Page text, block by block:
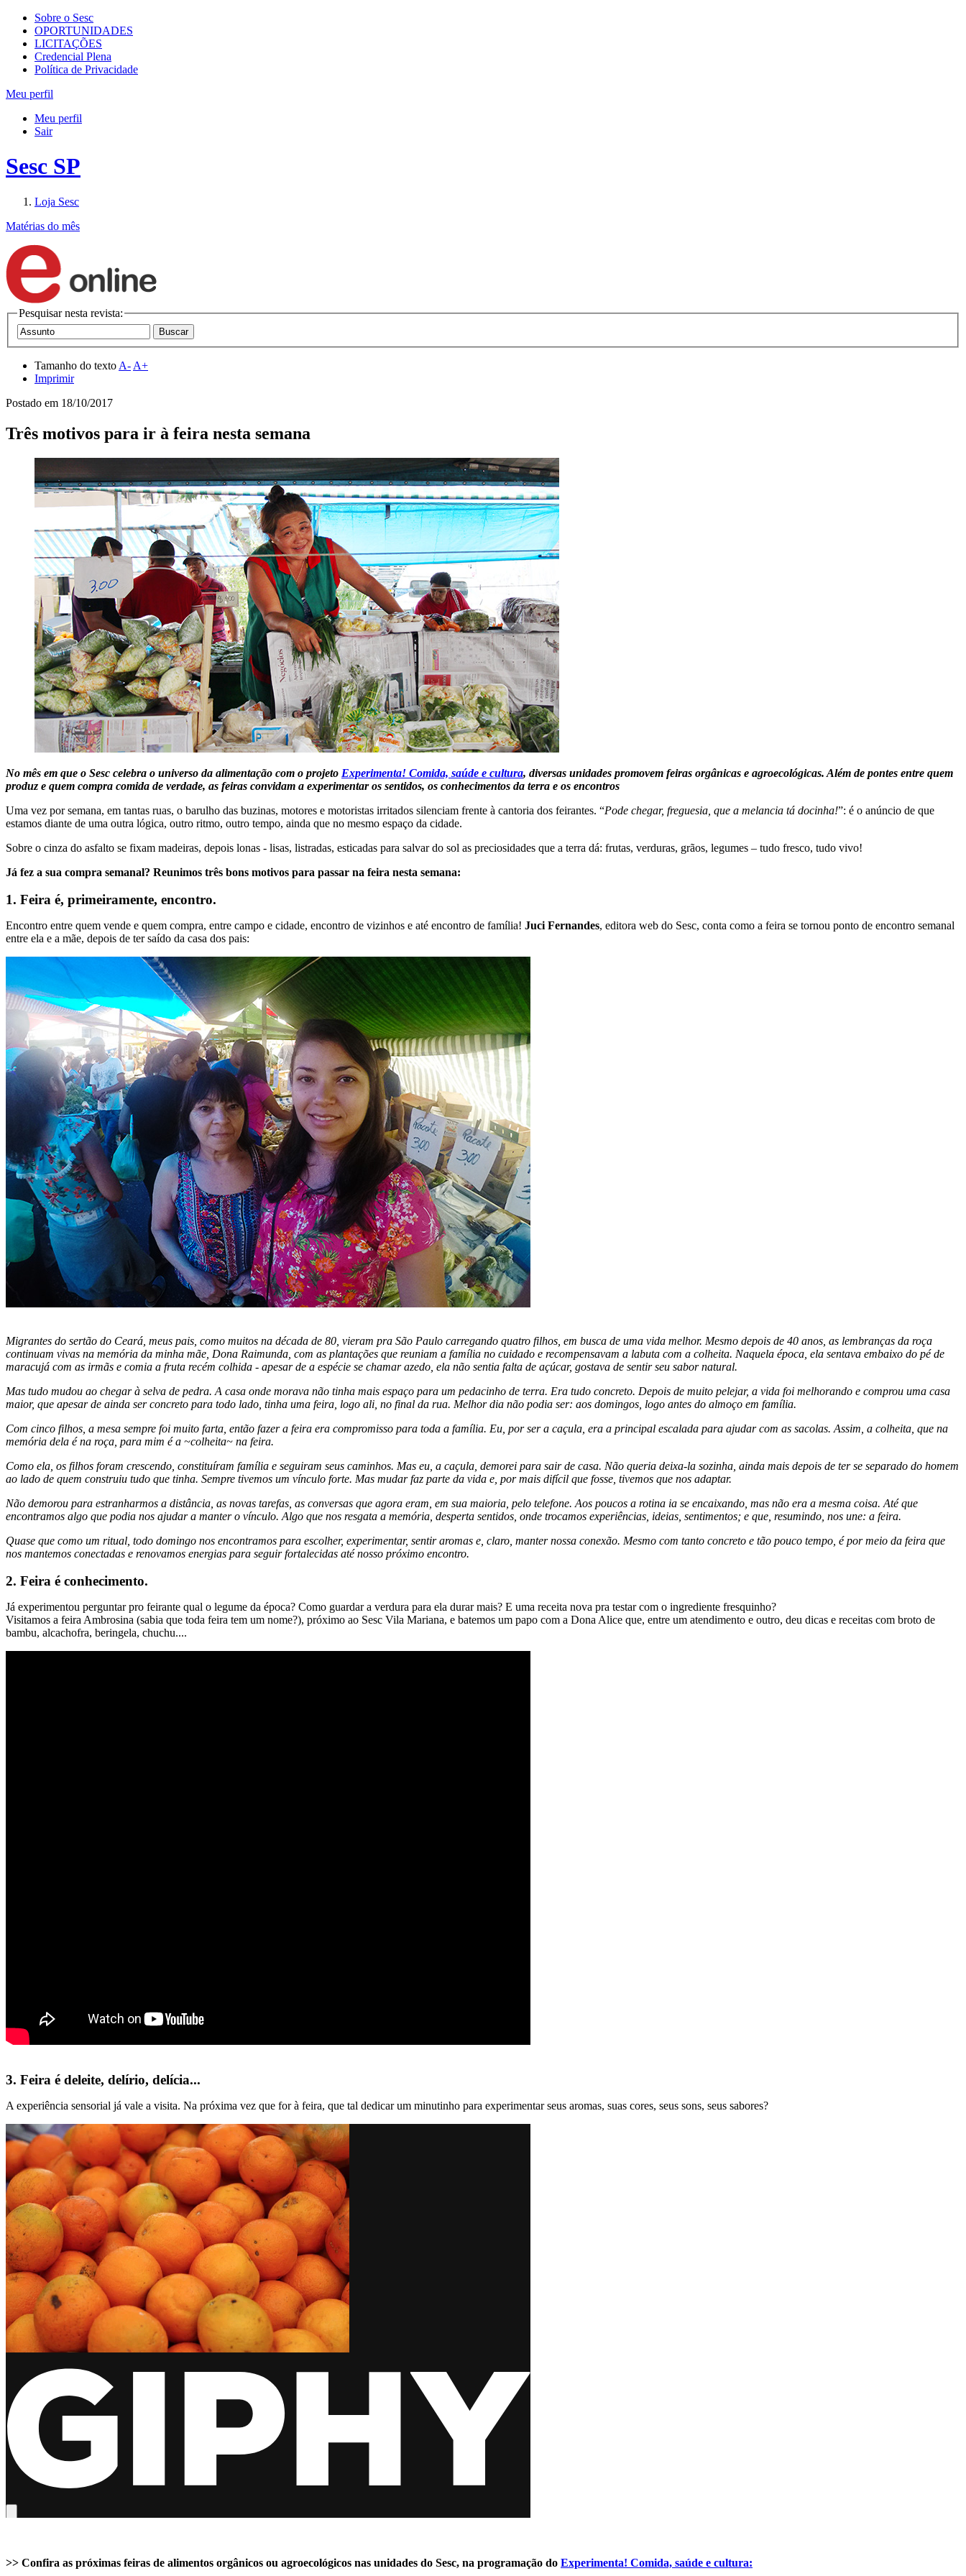
Sobre o Sesc
OPORTUNIDADES
LICITAÇÕES
Credencial Plena
Política de Privacidade
Meu perfil
Meu perfil
Sair
Sesc SP
Loja Sesc
Matérias do mês
Pesquisar nesta revista:
Tamanho do texto A- A+
Imprimir
Postado em 18/10/2017
Três motivos para ir à feira nesta semana
No mês em que o Sesc celebra o universo da alimentação com o projeto Experimenta! Comida, saúde e cultura, diversas unidades promovem feiras orgânicas e agroecológicas. Além de pontes entre quem
produz e quem compra comida de verdade, as feiras convidam a experimentar os sentidos, os conhecimentos da terra e os encontros
Uma vez por semana, em tantas ruas, o barulho das buzinas, motores e motoristas irritados silenciam frente à cantoria dos feirantes. “Pode chegar, freguesia, que a melancia tá docinha!”: é o anúncio de que
estamos diante de uma outra lógica, outro ritmo, outro tempo, ainda que no mesmo espaço da cidade.
Sobre o cinza do asfalto se fixam madeiras, depois lonas - lisas, listradas, esticadas para salvar do sol as preciosidades que a terra dá: frutas, verduras, grãos, legumes – tudo fresco, tudo vivo!
Já fez a sua compra semanal? Reunimos três bons motivos para passar na feira nesta semana:
1. Feira é, primeiramente, encontro.
Encontro entre quem vende e quem compra, entre campo e cidade, encontro de vizinhos e até encontro de família! Juci Fernandes, editora web do Sesc, conta como a feira se tornou ponto de encontro semanal
entre ela e a mãe, depois de ter saído da casa dos pais:
Migrantes do sertão do Ceará, meus pais, como muitos na década de 80, vieram pra São Paulo carregando quatro filhos, em busca de uma vida melhor. Mesmo depois de 40 anos, as lembranças da roça
continuam vivas na memória da minha mãe, Dona Raimunda, com as plantações que reuniam a família no cuidado e recompensavam a labuta com a colheita. Naquela época, ela sentava embaixo do pé de
maracujá com as irmãs e comia a fruta recém colhida - apesar de a espécie se chamar azedo, ela não sentia falta de açúcar, gostava de sentir seu sabor natural.
Mas tudo mudou ao chegar à selva de pedra. A casa onde morava não tinha mais espaço para um pedacinho de terra. Era tudo concreto. Depois de muito pelejar, a vida foi melhorando e comprou uma casa
maior, que apesar de ainda ser concreto para todo lado, tinha uma feira, logo ali, no final da rua. Melhor dia não podia ser: aos domingos, logo antes do almoço em família.
Com cinco filhos, a mesa sempre foi muito farta, então fazer a feira era compromisso para toda a família. Eu, por ser a caçula, era a principal escalada para ajudar com as sacolas. Assim, a colheita, que na
memória dela é na roça, para mim é a ~colheita~ na feira.
Como ela, os filhos foram crescendo, constituíram família e seguiram seus caminhos. Mas eu, a caçula, demorei para sair de casa. Não queria deixa-la sozinha, ainda mais depois de ter se separado do homem
ao lado de quem construiu tudo que tinha. Sempre tivemos um vínculo forte. Mas mudar faz parte da vida e, por mais difícil que fosse, tivemos que nos adaptar.
Não demorou para estranharmos a distância, as novas tarefas, as conversas que agora eram, em sua maioria, pelo telefone. Aos poucos a rotina ia se encaixando, mas não era a mesma coisa. Até que
encontramos algo que podia nos ajudar a manter o vínculo. Algo que nos resgata a memória, desperta sentidos, onde trocamos experiências, ideias, sentimentos; e que, resumindo, nos une: a feira.
Quase que como um ritual, todo domingo nos encontramos para escolher, experimentar, sentir aromas e, claro, manter nossa conexão. Mesmo com tanto concreto e tão pouco tempo, é por meio da feira que
nos mantemos conectadas e renovamos energias para seguir fortalecidas até nosso próximo encontro.
2. Feira é conhecimento.
Já experimentou perguntar pro feirante qual o legume da época? Como guardar a verdura para ela durar mais? E uma receita nova pra testar com o ingrediente fresquinho?
Visitamos a feira Ambrosina (sabia que toda feira tem um nome?), próximo ao Sesc Vila Mariana, e batemos um papo com a Dona Alice que, entre um atendimento e outro, deu dicas e receitas com broto de
bambu, alcachofra, beringela, chuchu....
3. Feira é deleite, delírio, delícia...
A experiência sensorial já vale a visita. Na próxima vez que for à feira, que tal dedicar um minutinho para experimentar seus aromas, suas cores, seus sons, seus sabores?
>> Confira as próximas feiras de alimentos orgânicos ou agroecológicos nas unidades do Sesc, na programação do Experimenta! Comida, saúde e cultura: